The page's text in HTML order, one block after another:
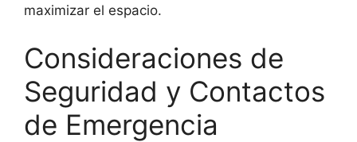
maximizar el espacio.
Consideraciones de
Seguridad y Contactos
de Emergencia